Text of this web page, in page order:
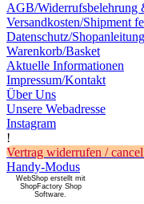
AGB/Widerrufsbelehrung
Versandkosten/Shipment
Datenschutz/Shopanleitung
Warenkorb/Basket
Aktuelle Informationen
Impressum/Kontakt
Über Uns
Unsere Webadresse
Instagram
!
Vertrag widerrufen /
Handy-Modus
WebShop erstellt mit
ShopFactory Shop
Software.